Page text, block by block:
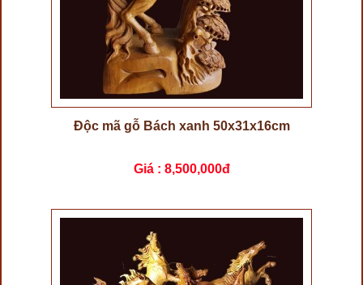
Độc mã gỗ Bách xanh 50x31x16cm
Giá : 8,500,000đ